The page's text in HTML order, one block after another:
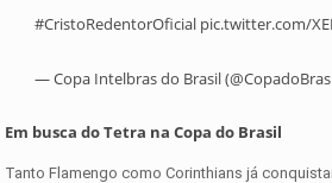
#CristoRedentorOficial pic.twitter.com/
— Copa Intelbras do Brasil
Em busca do Tetra na Copa do Brasil
Tanto Flamengo como Corinthians já